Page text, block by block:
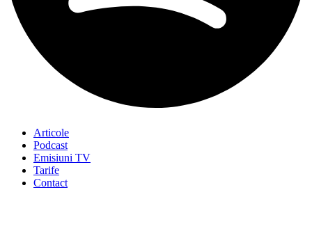
Articole
Podcast
Emisiuni TV
Tarife
Contact